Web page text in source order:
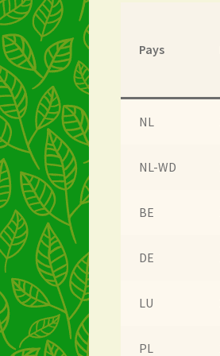
Pays
NL
NL-WD
BE
DE
LU
PL